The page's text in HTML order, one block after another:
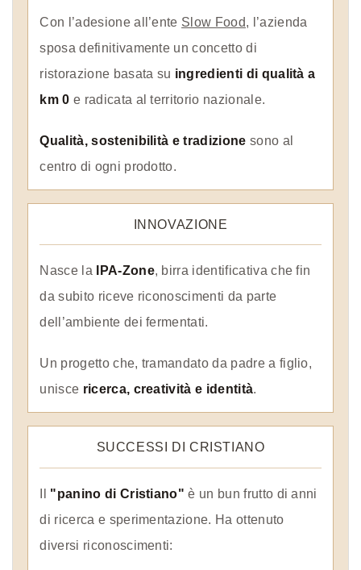
Con l’adesione all’ente Slow Food, l’azienda
sposa definitivamente un concetto di
ristorazione basata su ingredienti di qualità a
km 0 e radicata al territorio nazionale.
Qualità, sostenibilità e tradizione sono al
centro di ogni prodotto.
INNOVAZIONE
Nasce la IPA-Zone, birra identificativa che fin
da subito riceve riconoscimenti da parte
dell’ambiente dei fermentati.
Un progetto che, tramandato da padre a figlio,
unisce ricerca, creatività e identità.
SUCCESSI DI CRISTIANO
"panino di Cristiano" è un bun frutto di anni
di ricerca e sperimentazione. Ha ottenuto
diversi riconoscimenti: